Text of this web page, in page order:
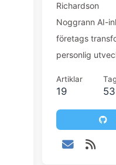
Richardson
Noggrann AI-
företags
personlig
Artiklar
19 53